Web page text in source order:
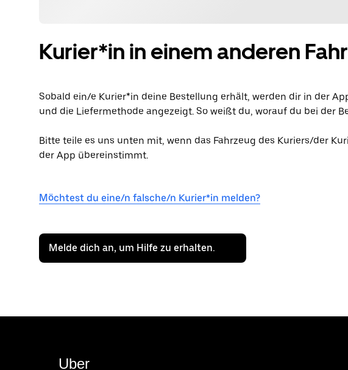
Kurier*in in einem anderen
Sobald ein/e Kurier*in deine Bestellung erhält, werden dir in der
und die Liefermethode angezeigt. So weißt du, worauf du bei der
Bitte teile es uns unten mit, wenn das Fahrzeug des Kuriers/der
der App übereinstimmt.
Möchtest du eine/n falsche/n Kurier*in melden?
Melde dich an, um Hilfe zu erhalten.
Uber